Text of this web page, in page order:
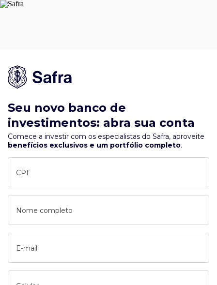
Seu novo banco de
investimentos: abra sua conta
Comece a investir com os especialistas do Safra, aproveite
benefícios exclusivos e um portfólio completo.
CPF
Nome completo
E-mail